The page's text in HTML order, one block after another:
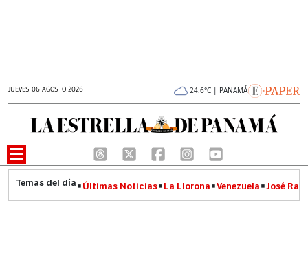
JUEVES 06 AGOSTO 2026 24.6°C | PANAMÁ
Últimas Noticias La Llorona Venezuela José